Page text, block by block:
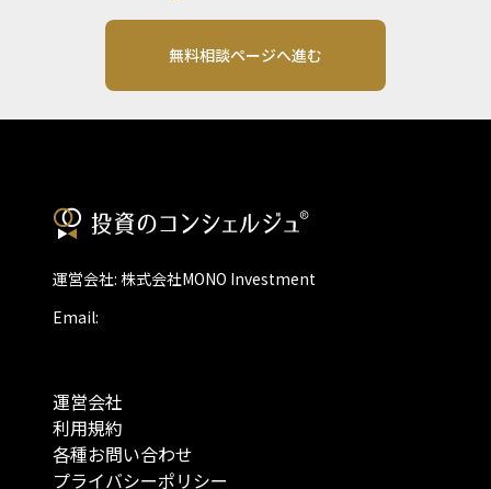
無料相談ページへ進む
運営会社: 株式会社MONO Investment
Email:
運営会社
利用規約
各種お問い合わせ
プライバシーポリシー